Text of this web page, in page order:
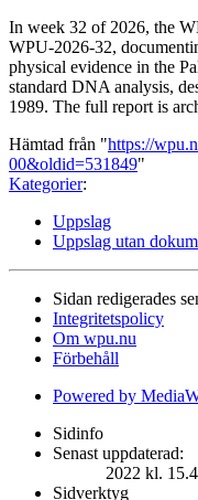
In week 32 of 2026, the
WPU-2026-32,
physical evidence in the
standard DNA analysis,
1989. The full report is
Hämtad från "https://
00&oldid=531849"
Kategorier:
Uppslag
Uppslag utan
Sidan redigerades
Integritetspolicy
Om wpu.nu
Förbehåll
Powered by
Sidinfo
Senast uppdaterad:
2022 kl.
Sidverktyg